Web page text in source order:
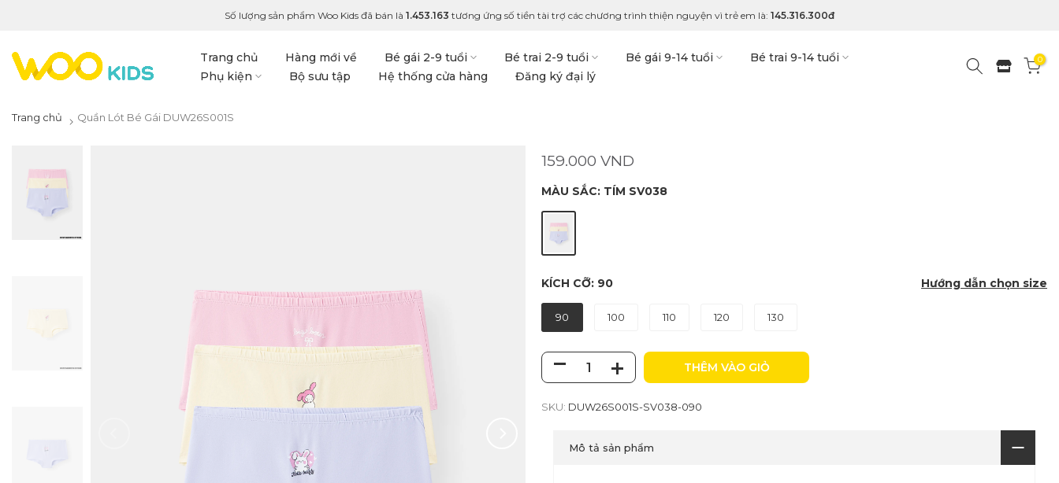
Số lượng sản phẩm Woo Kids đã bán là 1.453.163 tương ứng số tiền tài trợ các chương trình thiện nguyện vì trẻ em là: 145.316.300đ
Trang chủ Hàng mới về Bé gái 2-9 tuổi Bé trai 2-9 tuổi Bé gái 9-14 tuổi
Bé trai 9-14 tuổi
Phụ kiện
Bộ sưu tập Hệ thống cửa hàng Đăng ký đại lý
0
Trang chủ Quần Lót Bé Gái DUW26S001S
159.000 VND
MÀU SẮC: TÍM SV038
KÍCH CỠ: 90 Hướng dẫn chọn size
90 100 110 120 130
THÊM VÀO GIỎ
SKU: DUW26S001S-SV038-090
Mô tả sản phẩm